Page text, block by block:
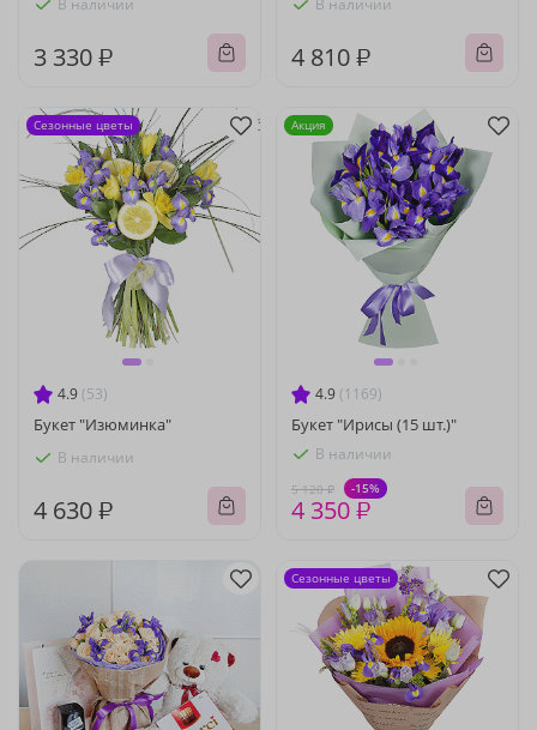
В наличии
3 330 ₽
В наличии
4 810 ₽
4.9 (53)
Букет "Изюминка"
В наличии
4 630 ₽
Сезонные цветы
4.9 (1169)
Букет "Ирисы (15 шт.)"
В наличии
5 120 ₽ -15%
4 350 ₽
Акция
Сезонные цветы